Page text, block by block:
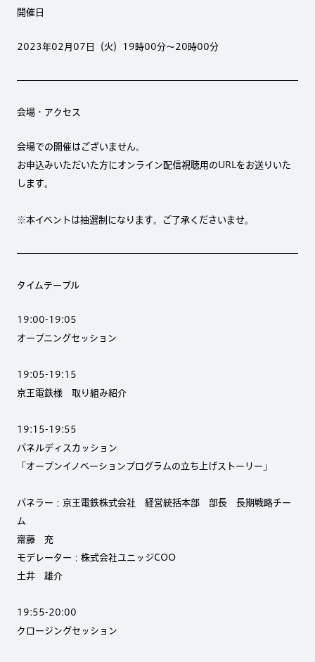
開催日
2023年02月07日（火）19時00分～20時00分
会場・アクセス
会場での開催はございません。
お申込みいただいた方にオンライン配信視聴用のURLをお送りいた
します。
※本イベントは抽選制になります。ご了承くださいませ。
タイムテーブル
19:00-19:05
オープニングセッション
19:05-19:15
京王電鉄様 取り組み紹介
19:15-19:55
パネルディスカッション
「オープンイノベーションプログラムの立ち上げストーリー」
パネラー：京王電鉄株式会社 経営統括本部 部長 長期戦略チー
ム
齋藤 充
モデレーター：株式会社ユニッジCOO
土井 雄介
19:55-20:00
クロージングセッション